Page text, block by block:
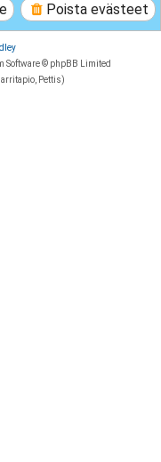
Poista evästeet
Software © phpBB Limited
Pettis)